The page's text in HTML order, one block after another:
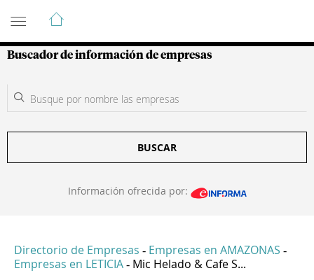
Guía de Empresas Colombianas
Buscador de información de empresas
BUSCAR
Información ofrecida por:
Directorio de Empresas - Empresas en AMAZONAS -
Empresas en LETICIA - Mic Helado & Cafe S...